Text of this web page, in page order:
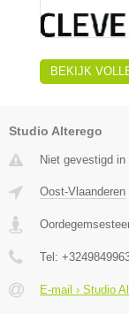
BEKIJK
Studio Alterego
Niet gevestigd in
Oost-Vlaanderen
Tel:
E-mail › Studio